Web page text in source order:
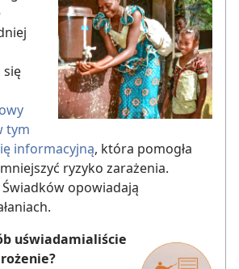
się
tym
informacyjną, która pomogła
ryzyko zarażenia.
opowiadają
uświadamialiście